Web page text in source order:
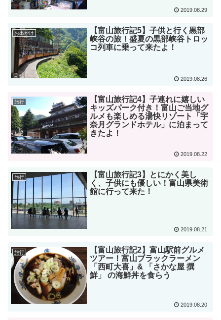
2019.08.29
お出かけ
【富山旅行記5】子供と行く黒部
峡谷の旅！盛夏の黒部峡谷トロッ
コ列車に乗って来たよ！
2019.08.26
旅行
【富山旅行記4】子連れに嬉しい
キッズパーク付き！富山ご当地グ
ルメも楽しめる湯快リゾート「宇
奈月グランドホテル」に泊まって
きたよ！
2019.08.22
旅行
【富山旅行記3】とにかく美し
く、子供にも優しい！富山県美術
館に行って来た！
2019.08.21
旅行
【富山旅行記2】富山駅前グルメ
ツアー！富山ブラックラーメン
「西町大喜」& 「さかな屋 撰
鮮」 の海鮮丼を食らう
2019.08.20